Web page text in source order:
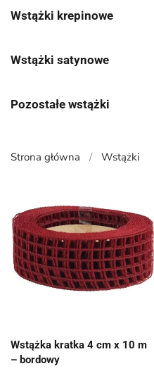
Wstążki krepinowe
Wstążki satynowe
Pozostałe wstążki
Strona główna Wstążki
Wstążka kratka 4 cm x 10 m
– bordowy